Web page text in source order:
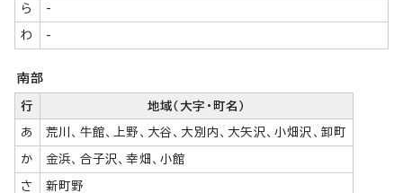
ら -
わ -
南部
行 地域（大字・町名）
あ 荒川、牛館、上野、大谷、大別内、大矢沢、小畑沢、卸町
か 金浜、合子沢、幸畑、小館
さ 新町野